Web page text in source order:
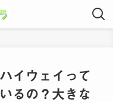
イウェイって
るの？大きな